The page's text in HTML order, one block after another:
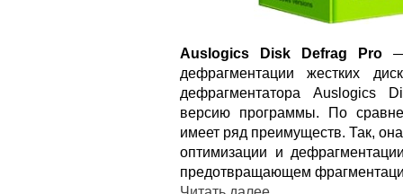
Auslogics Disk Defrag Pro —
дефрагментации жестких
дефрагментатора Auslogics
версию программы. По
имеет ряд преимуществ. Так,
оптимизации и
предотвращающем